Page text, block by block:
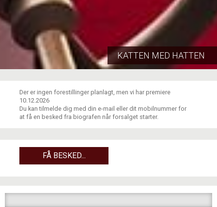
KATTEN MED HATTEN
Der er ingen forestillinger planlagt, men vi har premiere
10.12.2026
Du kan tilmelde dig med din e-mail eller dit mobilnummer for
at få en besked fra biografen når forsalget starter.
FÅ BESKED...